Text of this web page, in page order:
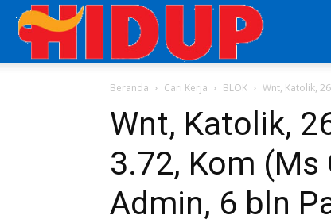
Cari
Kerja
Beranda Cari Kerja BLOK Wnt, Katolik,
Wnt, Katolik,
3.72, Kom
Admin, 6 bln